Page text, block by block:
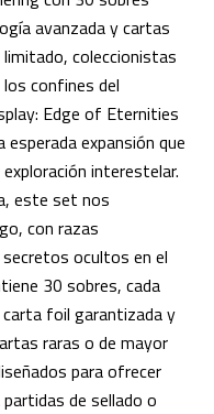
avanzada y cartas
limitado, coleccionistas
confines del
Edge of Eternities
esperada expansión que
interestelar.
este set nos
con razas
ocultos en el
30 sobres, cada
foil garantizada y
raras o de mayor
para ofrecer
de sellado o